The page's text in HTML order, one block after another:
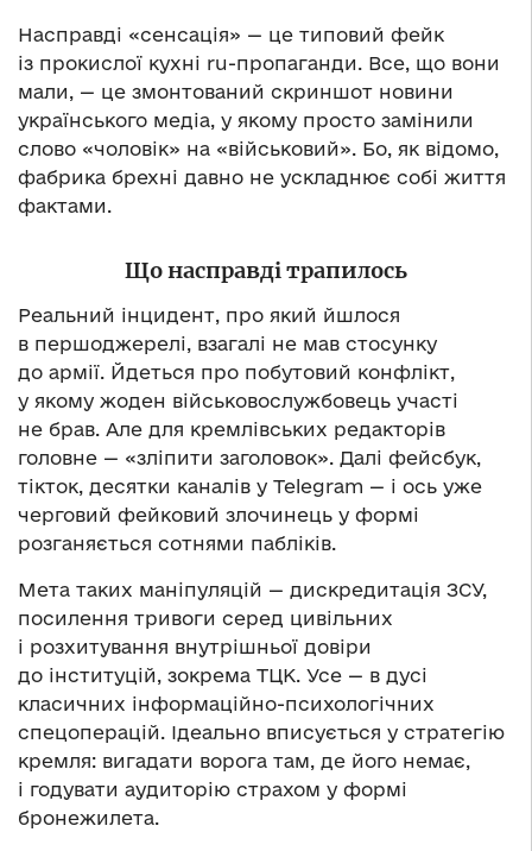
Насправді «сенсація» — це типовий фейк
із прокислої кухні ru-пропаганди. Все, що вони
мали, — це змонтований скриншот новини
українського медіа, у якому просто замінили
слово «чоловік» на «військовий». Бо, як відомо,
фабрика брехні давно не ускладнює собі життя
фактами.
Що насправді трапилось
Реальний інцидент, про який йшлося
в першоджерелі, взагалі не мав стосунку
до армії. Йдеться про побутовий конфлікт,
у якому жоден військовослужбовець участі
не брав. Але для кремлівських редакторів
головне — «зліпити заголовок». Далі фейсбук,
тікток, десятки каналів у Telegram — і ось уже
черговий фейковий злочинець у формі
розганяється сотнями пабліків.
Мета таких маніпуляцій — дискредитація ЗСУ,
посилення тривоги серед цивільних
і розхитування внутрішньої довіри
до інституцій, зокрема ТЦК. Усе — в дусі
класичних інформаційно-психологічних
спецоперацій. Ідеально вписується у стратегію
кремля: вигадати ворога там, де його немає,
і годувати аудиторію страхом у формі
бронежилета.